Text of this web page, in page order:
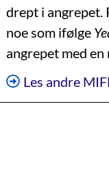
drept i angrepet.
noe som ifølge
angrepet med en
Les andre